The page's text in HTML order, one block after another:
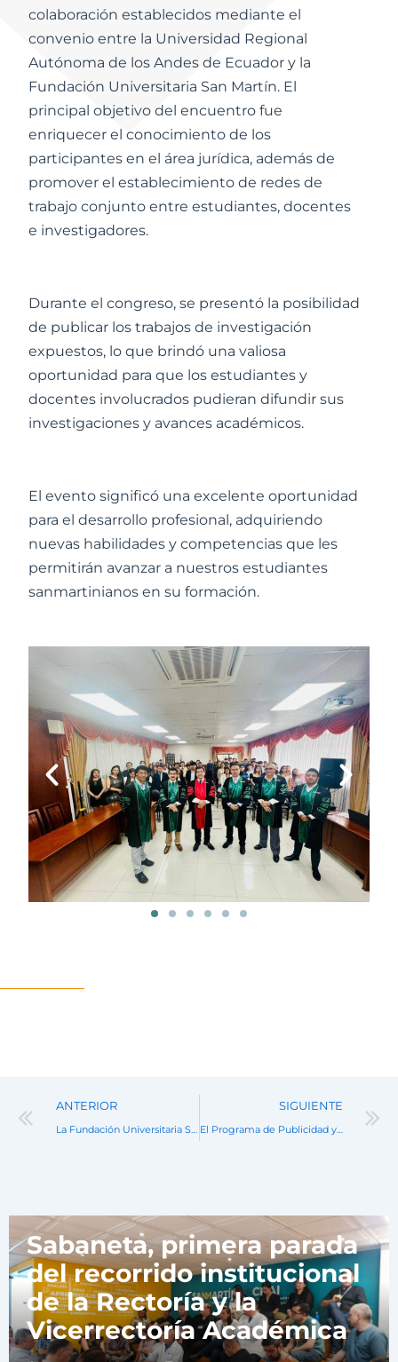
colaboración establecidos mediante el
convenio entre la Universidad Regional
Autónoma de los Andes de Ecuador y la
Fundación Universitaria San Martín. El
principal objetivo del encuentro fue
enriquecer el conocimiento de los
participantes en el área jurídica, además de
promover el establecimiento de redes de
trabajo conjunto entre estudiantes, docentes
e investigadores.
Durante el congreso, se presentó la posibilidad
de publicar los trabajos de investigación
expuestos, lo que brindó una valiosa
oportunidad para que los estudiantes y
docentes involucrados pudieran difundir sus
investigaciones y avances académicos.
El evento significó una excelente oportunidad
para el desarrollo profesional, adquiriendo
nuevas habilidades y competencias que les
permitirán avanzar a nuestros estudiantes
sanmartinianos en su formación.
Anterior
Prev
ANTERIOR
La Fundación Universitaria San Martín participa en el Programa de Reciprocidad – ICETEX 2025.
SIGUIENTE
El Programa de Publicidad y Mercadeo de la San Martín renueva su Registro Calificado
Sabaneta, primera parada
del recorrido institucional
de la Rectoría y la
Vicerrectoría Académica